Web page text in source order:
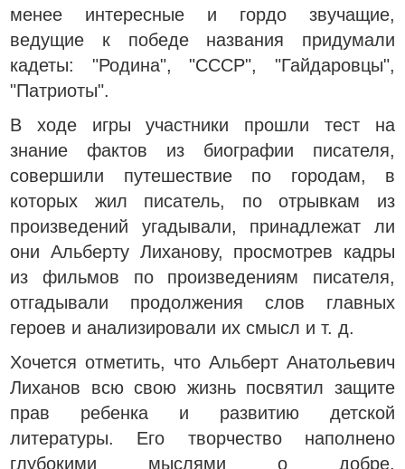
менее интересные и гордо звучащие,
ведущие к победе названия придумали
кадеты: "Родина", "СССР", "Гайдаровцы",
"Патриоты".
В ходе игры участники прошли тест на
знание фактов из биографии писателя,
совершили путешествие по городам, в
которых жил писатель, по отрывкам из
произведений угадывали, принадлежат ли
они Альберту Лиханову, просмотрев кадры
из фильмов по произведениям писателя,
отгадывали продолжения слов главных
героев и анализировали их смысл и т. д.
Хочется отметить, что Альберт Анатольевич
Лиханов всю свою жизнь посвятил защите
прав ребенка и развитию детской
литературы. Его творчество наполнено
глубокими мыслями о добре,